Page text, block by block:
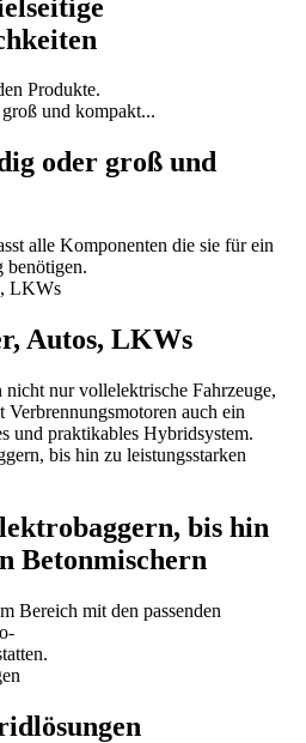
Produkte.
oder groß und
alle Komponenten die sie für ein
benötigen.
Autos, LKWs
nicht nur vollelektrische Fahrzeuge,
Verbrennungsmotoren auch ein
und praktikables Hybridsystem.
bis hin
Betonmischern
Bereich mit den passenden